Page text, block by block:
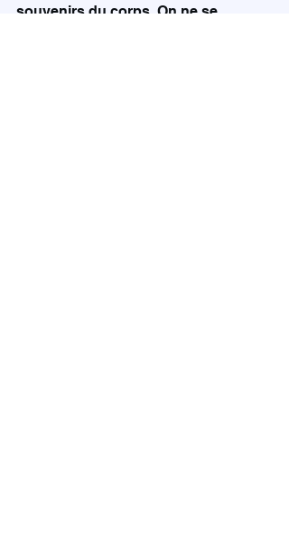
souvenirs du corps. On ne se